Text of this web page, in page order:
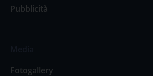
Pubblicità
Fotogallery